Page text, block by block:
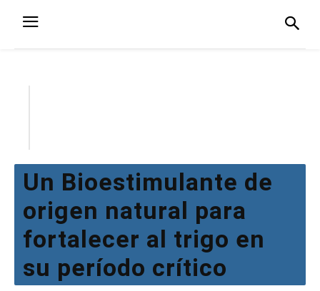
Un Bioestimulante de
origen natural para
fortalecer al trigo en
su período crítico